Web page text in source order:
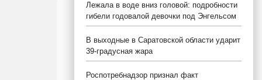
Лежала в воде вниз головой: подробности
гибели годовалой девочки под Энгельсом
В выходные в Саратовской области ударит
39-градусная жара
Роспотребнадзор признал факт